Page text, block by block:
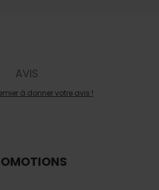
AVIS
à donner votre avis !